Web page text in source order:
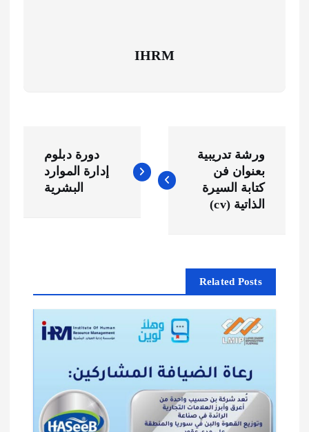
IHRM
ص
ورشة تدريبية
بعنوان فن
كتابة السيرة
الذاتية (cv)
دورة دبلوم
إدارة الموارد
البشرية
Related Posts